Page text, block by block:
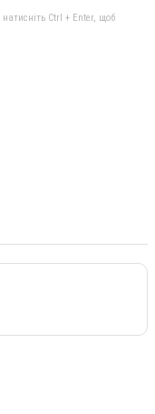
Ctrl + Enter, щоб